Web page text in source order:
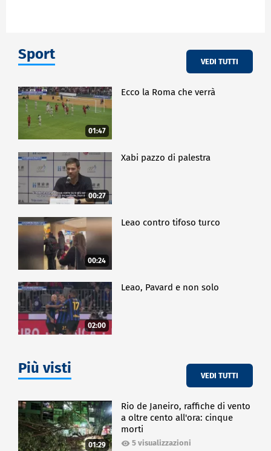
Sport VEDI TUTTI
01:47
Ecco la Roma che verrà
00:27
Xabi pazzo di palestra
00:24
Leao contro tifoso turco
02:00
Leao, Pavard e non solo
Più visti VEDI TUTTI
01:29
Rio de Janeiro, raffiche di vento
a oltre cento all'ora: cinque
morti
5 visualizzazioni